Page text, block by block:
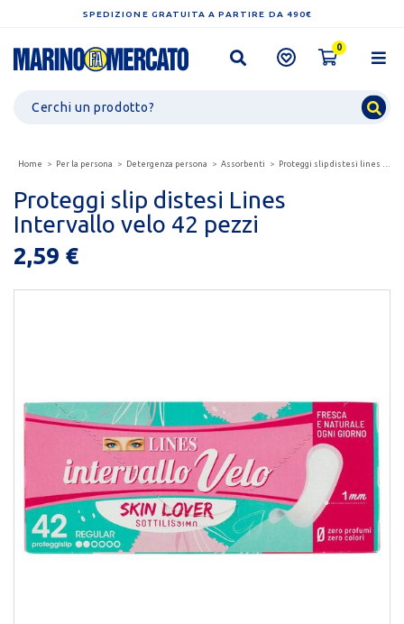
SPEDIZIONE GRATUITA A PARTIRE DA 490€
0
Home Per la persona Detergenza persona Assorbenti Proteggi slip distesi lines intervallo velo 42 pezzi
Proteggi slip distesi Lines
Intervallo velo 42 pezzi
2,59 €